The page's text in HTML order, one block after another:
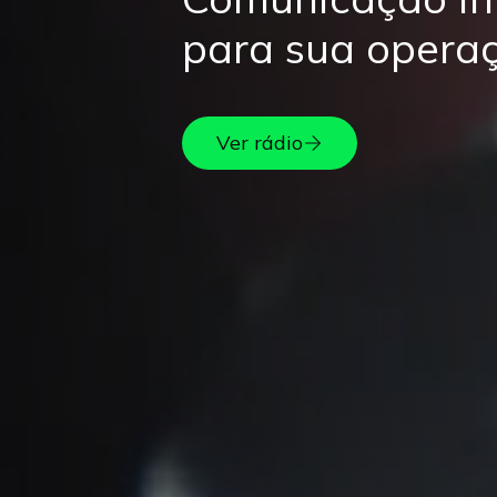
para sua
Ver rádio